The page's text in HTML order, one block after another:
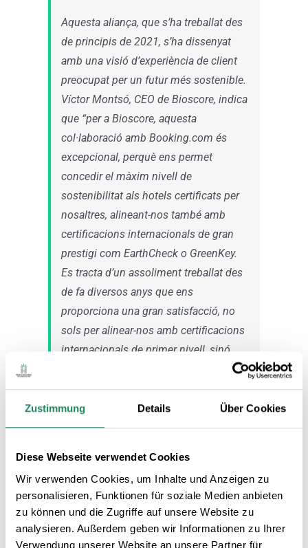
Zustimmung Details Über Cookies
Diese Webseite verwendet Cookies
Wir verwenden Cookies, um Inhalte und Anzeigen zu
personalisieren, Funktionen für soziale Medien anbieten
zu können und die Zugriffe auf unsere Website zu
analysieren. Außerdem geben wir Informationen zu Ihrer
Verwendung unserer Website an unsere Partner für
Aquesta aliança, que s’ha treballat des
de principis de 2021, s’ha dissenyat
amb una visió d’experiència de client
preocupat per un futur més sostenible.
Víctor Montsó, CEO de Bioscore, indica
que “per a Bioscore, aquesta
col·laboració amb Booking.com és
excepcional, perquè ens permet
concedir el màxim nivell de
sostenibilitat als hotels certificats per
nosaltres, alineant-nos també amb
certificacions internacionals de gran
prestigi com EarthCheck o GreenKey.
Es tracta d’un assoliment treballat des
de fa diversos anys que ens
proporciona una gran satisfacció, no
sols per alinear-nos amb certificacions
internacionals de primer nivell, sinó
perquè, a més, millora la visibilitat i el
posicionament en línia dels nostres
hotels de cara al consumidor que tria
per criteris de sostenibilitat”.
Booking.com declara que, segons les
seves mètriques, el 81% dels viatgers
confirma que viatjar de manera
sostenible és important per a ells, i que
és probable que el 70% dels viatgers